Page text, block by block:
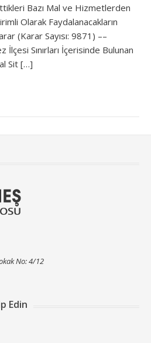
Bazı Mal ve Hizmetlerden
Olarak Faydalanacakların
(Karar Sayısı: 9871) ––
İlçesi Sınırları İçerisinde Bulunan
Sit […]
No: 4/12
Edin